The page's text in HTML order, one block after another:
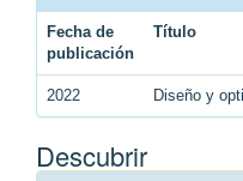
Fecha de
publicación
Título
2022 Diseño y
Descubrir